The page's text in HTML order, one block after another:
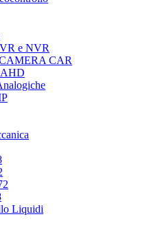
e NVR
CAR
AHD
Liquidi